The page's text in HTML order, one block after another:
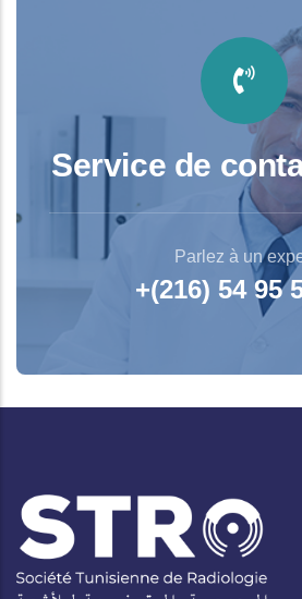
Service de
Parlez à un
+(216) 54 95